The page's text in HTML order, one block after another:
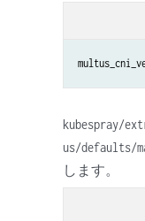
kubespray/
us/defaults/
します。